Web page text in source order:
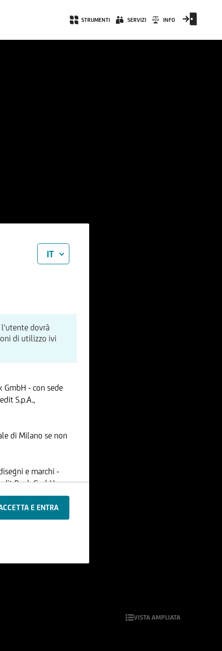
STRUMENTI SERVIZI INFO
VISTA AMPLIATA
IT
l'utente dovrà
di utilizzo ivi
GmbH - con sede
S.p.A.,
di Milano se non
e marchi -
Bank GmbH -
i contenuti e le